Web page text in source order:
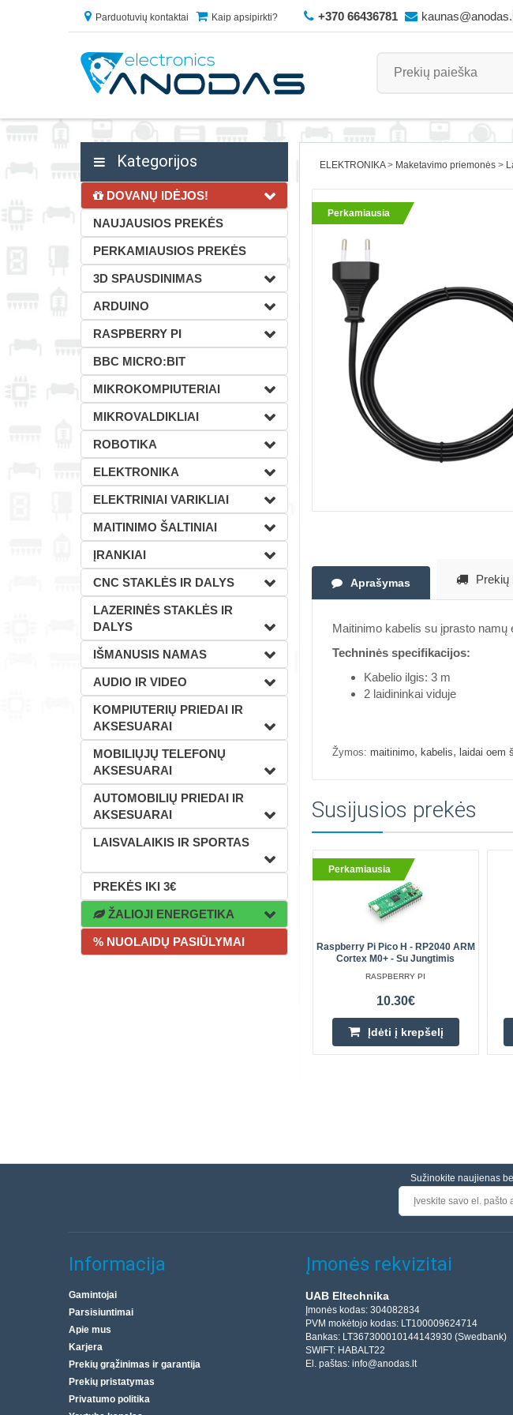
Parduotuvių kontaktai Kaip apsipirkti? +370 66436781
Kategorijos
DOVANŲ IDĖJOS!
NAUJAUSIOS PREKĖS
PERKAMIAUSIOS PREKĖS
3D SPAUSDINIMAS
ARDUINO
RASPBERRY PI
BBC MICRO:BIT
MIKROKOMPIUTERIAI
MIKROVALDIKLIAI
ROBOTIKA
ELEKTRONIKA
ELEKTRINIAI VARIKLIAI
MAITINIMO ŠALTINIAI
ĮRANKIAI
CNC STAKLĖS IR DALYS
LAZERINĖS STAKLĖS IR
DALYS
IŠMANUSIS NAMAS
AUDIO IR VIDEO
KOMPIUTERIŲ PRIEDAI IR
AKSESUARAI
MOBILIŲJŲ TELEFONŲ
AKSESUARAI
AUTOMOBILIŲ PRIEDAI IR
AKSESUARAI
LAISVALAIKIS IR SPORTAS
PREKĖS IKI 3€
ŽALIOJI ENERGETIKA
% NUOLAIDŲ PASIŪLYMAI
ELEKTRONIKA Maketavimo priemonės
Perkamiausia
Aprašymas Prekių
Maitinimo kabelis su įprasto namų
Techninės specifikacijos:
Kabelio ilgis: 3 m
2 laidininkai viduje
Žymos: maitinimo, kabelis, laidai oem
Susijusios prekės
Perkamiausia
Raspberry Pi Pico H - RP2040 ARM
Cortex M0+ - Su Jungtimis
RASPBERRY PI
10.30€
Įdėti į krepšelį
Sužinokite naujienas
Informacija
Gamintojai
Parsisiuntimai
Apie mus
Karjera
Prekių grąžinimas ir garantija
Prekių pristatymas
Privatumo politika
Įmonės rekvizitai
UAB Eltechnika
Įmonės kodas: 304082834
PVM mokėtojo kodas: LT100009624714
Bankas: LT367300010144143930 (Swedbank)
SWIFT: HABALT22
El. paštas: info@anodas.lt